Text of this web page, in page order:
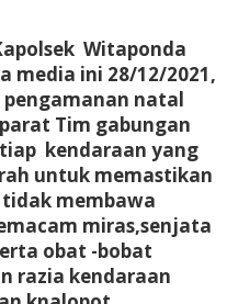
Witaponda
media ini 28/12/2021,
pengamanan natal
Tim gabungan
kendaraan yang
untuk memastikan
membawa
miras,senjata
obat -bobat
razia kendaraan